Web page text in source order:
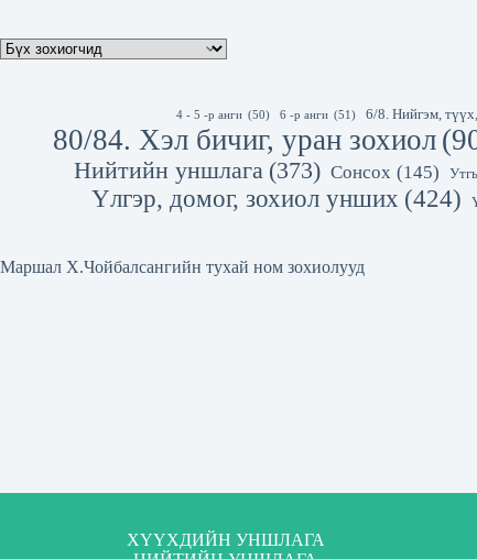
4 - 5 -р анги (50) 6 -р анги (51) 6/8. Нийгэм,
80/84. Хэл бичиг, уран зохиол
Нийтийн уншлага (373) Сонсох (145)
Үлгэр, домог, зохиол унших (424)
Маршал Х.Чойбалсангийн тухай ном зохиолууд
ХҮҮХДИЙН УНШЛАГА